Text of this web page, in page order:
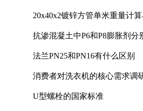
20x40x2镀锌方管单米重量计
抗渗混凝土中P6和P8膨胀剂分
法兰PN25和PN16有什么区别
消费者对洗衣机的核心需求调
U型螺栓的国家标准